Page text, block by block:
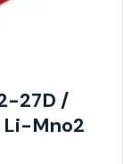
27D /
Li-Mno2